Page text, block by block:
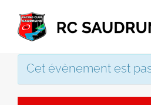
Passer
contenu
Cet évènement est